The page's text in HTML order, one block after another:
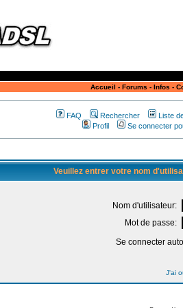
Accueil - Forums - Infos -
FAQ Rechercher
Liste
Profil
Se connecter
Veuillez entrer votre nom
Nom d'utilisateur:
Mot de passe:
Se connecter
J'ai